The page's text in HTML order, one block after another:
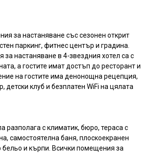
за настаняване със сезонен открит
паркинг, фитнес център и градина.
за настаняване в 4-звездния хотел са с
а гостите имат достъп до ресторант и
на гостите има денонощна рецепция,
детски клуб и безплатен WiFi на цялата
разполага с климатик, бюро, тераса с
самостоятелна баня, плоскоекранен
бельо и кърпи. Всички помещения за